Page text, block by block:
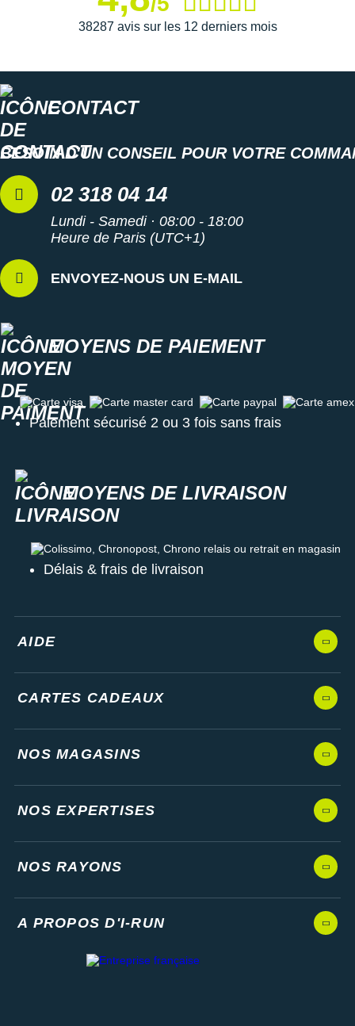
Semelle extérieure
: La semelle extérieure en
caoutchouc possède des motifs rainurés afin d'optimiser
Édition marathon de New-York
Coloris : bleu, gris et blanc
Les autres produits Saucony
38287 avis sur les 12 derniers mois
CONTACT
BESOIN D'UN CONSEIL POUR VOTRE
02 318 04 14
Lundi - Samedi · 08:00 - 18:00
Heure de Paris (UTC+1)
ENVOYEZ-NOUS UN E-MAIL
MOYENS DE PAIEMENT
Carte visa Carte master card Carte paypal Carte amex
Paiement sécurisé 2 ou 3 fois sans frais
MOYENS DE LIVRAISON
Colissimo, Chronopost, Chrono relais ou retrait en magasin
Délais & frais de livraison
AIDE
CARTES CADEAUX
NOS MAGASINS
NOS EXPERTISES
NOS RAYONS
A PROPOS D'I-RUN